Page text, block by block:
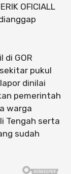
OFICIALL
di GOR
pukul
dinilai
pemerintah
warga
Tengah serta
sudah